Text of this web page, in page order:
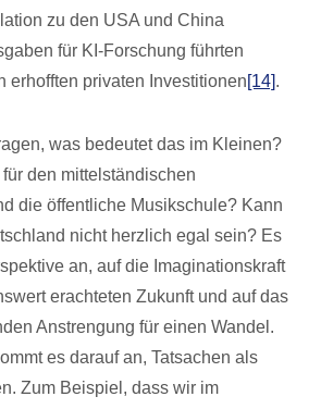
zu den USA und China
für KI-Forschung führten
erhofften privaten Investitionen[14].
was bedeutet das im Kleinen?
den mittelständischen
die öffentliche Musikschule? Kann
nicht herzlich egal sein? Es
an, auf die Imaginationskraft
erachteten Zukunft und auf das
Anstrengung für einen Wandel.
es darauf an, Tatsachen als
Zum Beispiel, dass wir im